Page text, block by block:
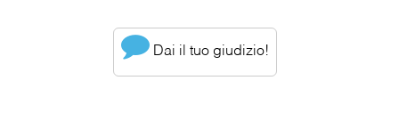
Dai il tuo giudizio!